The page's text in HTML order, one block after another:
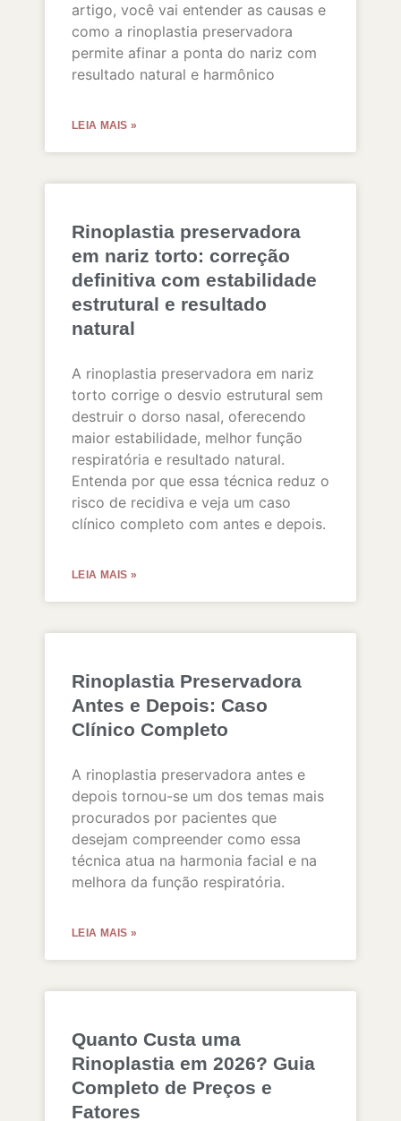
artigo, você vai entender as causas e
como a rinoplastia preservadora
permite afinar a ponta do nariz com
resultado natural e harmônico
LEIA MAIS »
Rinoplastia preservadora
em nariz torto: correção
definitiva com estabilidade
estrutural e resultado
natural
A rinoplastia preservadora em nariz
torto corrige o desvio estrutural sem
destruir o dorso nasal, oferecendo
maior estabilidade, melhor função
respiratória e resultado natural.
Entenda por que essa técnica reduz o
risco de recidiva e veja um caso
clínico completo com antes e depois.
LEIA MAIS »
Rinoplastia Preservadora
Antes e Depois: Caso
Clínico Completo
A rinoplastia preservadora antes e
depois tornou-se um dos temas mais
procurados por pacientes que
desejam compreender como essa
técnica atua na harmonia facial e na
melhora da função respiratória.
LEIA MAIS »
Quanto Custa uma
Rinoplastia em 2026? Guia
Completo de Preços e
Fatores